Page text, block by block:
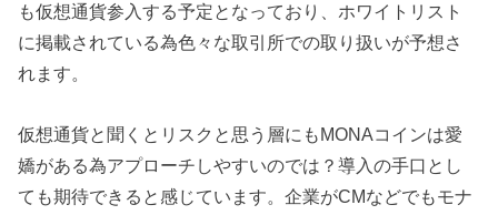
も仮想通貨参入する予定となっており、ホワイトリスト
に掲載されている為色々な取引所での取り扱いが予想さ
れます。
仮想通貨と聞くとリスクと思う層にもMONAコインは愛
嬌がある為アプローチしやすいのでは？導入の手口とし
ても期待できると感じています。企業がCMなどでもモナ